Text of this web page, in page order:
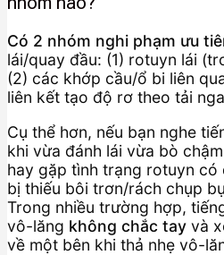
Có 2 nhóm nghi phạm ưu
lái/quay đầu: (1) rotuyn lái
(2) các khớp cầu/ổ bi liên
liên kết tạo độ rơ theo tải
Cụ thể hơn, nếu bạn nghe
khi vừa đánh lái vừa bò
hay gặp tình trạng rotuyn
bị thiếu bôi trơn/rách chụp
Trong nhiều trường hợp,
vô-lăng không chắc tay và
về một bên khi thả nhẹ vô-